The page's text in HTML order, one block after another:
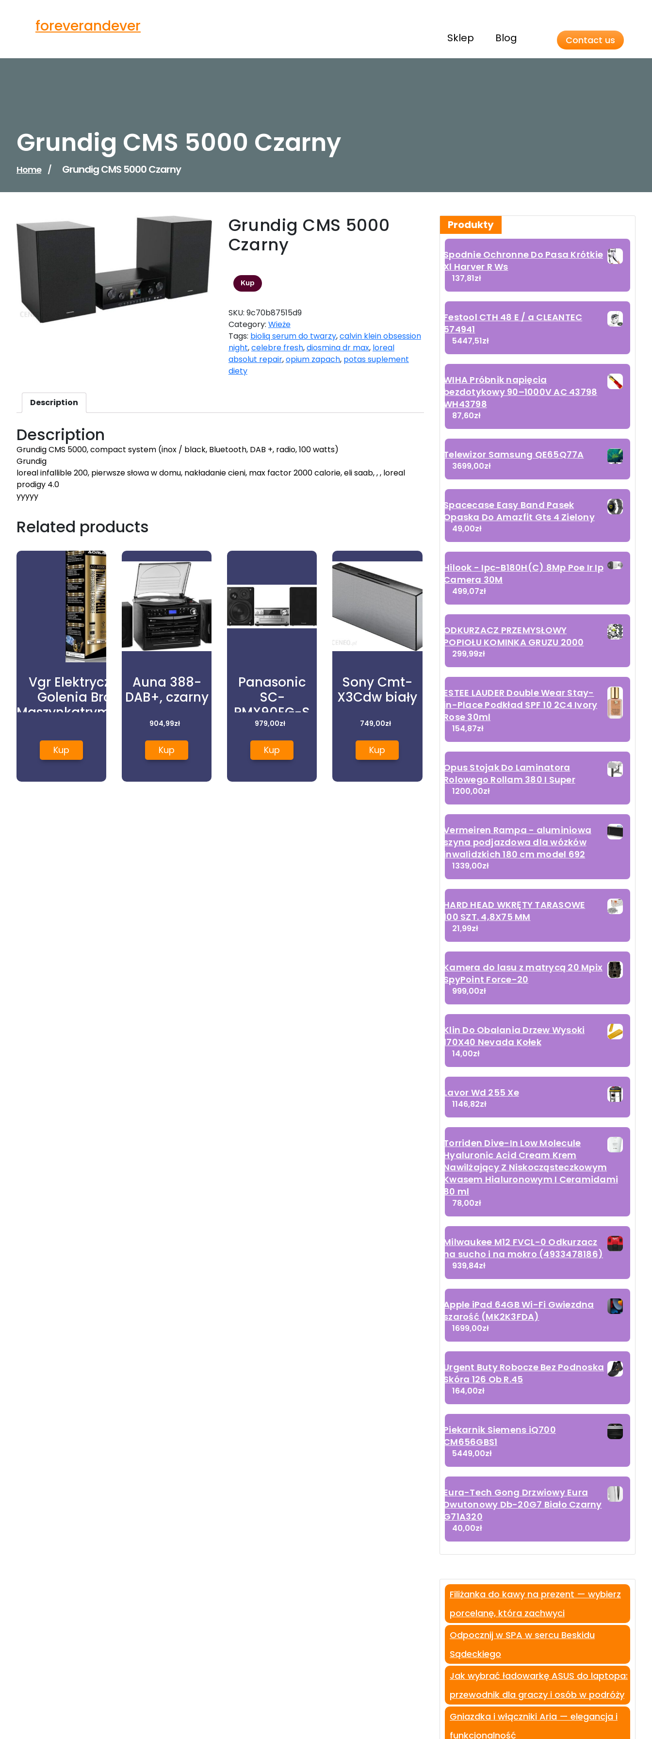
foreverandever
Sklep Blog Contact us
Grundig CMS 5000 Czarny
Home / Grundig CMS 5000 Czarny
Grundig CMS 5000
Czarny
Kup
SKU: 9c70b87515d9
Category: Wieże
Tags: bioliq serum do twarzy,calvin klein obsession
night,celebre fresh,diosmina dr max, loreal
absolut repair,opium zapach, potas suplement
diety
Description
Description
Grundig CMS 5000, compact system (inox / black, Bluetooth, DAB +, radio, 100 watts)
Grundig
loreal infallible 200, pierwsze słowa w domu, nakładanie cieni, max factor 2000 calorie, eli saab, , , loreal
prodigy 4.0
yyyyy
Related products
Vgr Elektryczna Maszynka Do
Golenia Brody Włosów Lcd
Maszynkatrymerzwyświetlaczem
Kup
Auna 388-
DAB+, czarny
904,99zł
Kup
Panasonic
SC-
PMX90EG-S
Srebrny
979,00zł
Kup
Sony Cmt-
X3Cdw biały
749,00zł
Kup
Produkty
Spodnie Ochronne Do Pasa Krótkie
Xl Harver R Ws
137,81zł
Festool CTH 48 E / a CLEANTEC
574941
5447,51zł
WIHA Próbnik napięcia
bezdotykowy 90–1000V AC 43798
WH43798
87,60zł
Telewizor Samsung QE65Q77A
3699,00zł
Spacecase Easy Band Pasek
Opaska Do Amazfit Gts 4 Zielony
49,00zł
Hilook - Ipc-B180H(C) 8Mp Poe Ir Ip
Camera 30M
499,07zł
ODKURZACZ PRZEMYSŁOWY
POPIOŁU KOMINKA GRUZU 2000
299,99zł
ESTEE LAUDER Double Wear Stay-
in-Place Podkład SPF 10 2C4 Ivory
Rose 30ml
154,87zł
Opus Stojak Do Laminatora
Rolowego Rollam 380 I Super
1200,00zł
Vermeiren Rampa - aluminiowa
szyna podjazdowa dla wózków
inwalidzkich 180 cm model 692
1339,00zł
HARD HEAD WKRĘTY TARASOWE
100 SZT. 4,8X75 MM
21,99zł
Kamera do lasu z matrycą 20 Mpix
SpyPoint Force-20
999,00zł
Klin Do Obalania Drzew Wysoki
170X40 Nevada Kołek
14,00zł
Lavor Wd 255 Xe
1146,82zł
Torriden Dive-In Low Molecule
Hyaluronic Acid Cream Krem
Nawilżający Z Niskocząsteczkowym
Kwasem Hialuronowym I Ceramidami
80 ml
78,00zł
Milwaukee M12 FVCL-0 Odkurzacz
na sucho i na mokro (4933478186)
939,84zł
Apple iPad 64GB Wi-Fi Gwiezdna
szarość (MK2K3FDA)
1699,00zł
Urgent Buty Robocze Bez Podnoska
Skóra 126 Ob R.45
164,00zł
Piekarnik Siemens iQ700
CM656GBS1
5449,00zł
Eura-Tech Gong Drzwiowy Eura
Dwutonowy Db-20G7 Biało Czarny
G71A320
40,00zł
Filiżanka do kawy na prezent — wybierz
porcelanę, która zachwyci
Odpocznij w SPA w sercu Beskidu
Sądeckiego
Jak wybrać ładowarkę ASUS do laptopa:
przewodnik dla graczy i osób w podróży
Gniazdka i włączniki Aria — elegancja i
funkcjonalność